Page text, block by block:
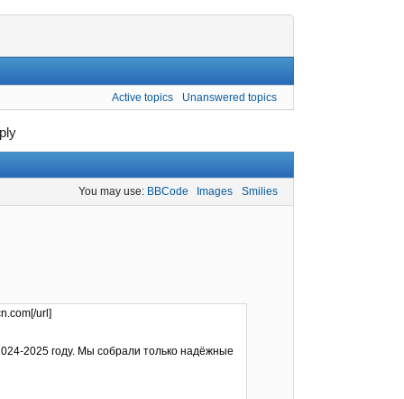
Active topics Unanswered topics
You may use: BBCode Images Smilies